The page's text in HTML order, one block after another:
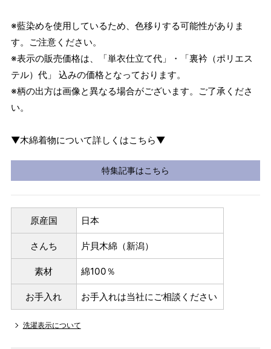
※藍染めを使用しているため、色移りする可能性がありま
す。ご注意ください。
※表示の販売価格は、「単衣仕立て代」・「裏衿（ポリエス
テル）代」 込みの価格となっております。
※柄の出方は画像と異なる場合がございます。ご了承くださ
い。
▼木綿着物について詳しくはこちら▼
特集記事はこちら
原産国 日本
さんち 片貝木綿（新潟）
素材 綿100％
お手入れ お手入れは当社にご相談ください
洗濯表示について